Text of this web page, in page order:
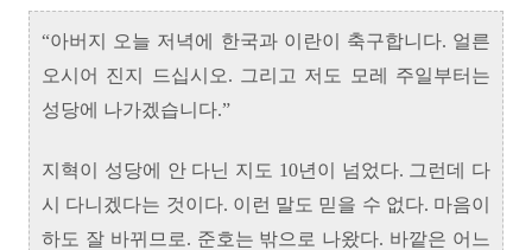
“아버지 오늘 저녁에 한국과 이란이 축구합니다. 얼른
오시어 진지 드십시오. 그리고 저도 모레 주일부터는
성당에 나가겠습니다.”
지혁이 성당에 안 다닌 지도 10년이 넘었다. 그런데 다
시 다니겠다는 것이다. 이런 말도 믿을 수 없다. 마음이
하도 잘 바뀌므로. 준호는 밖으로 나왔다. 바깥은 어느